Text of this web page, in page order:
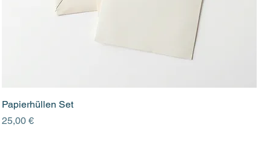
Papierhüllen Set
Preis
25,00 €